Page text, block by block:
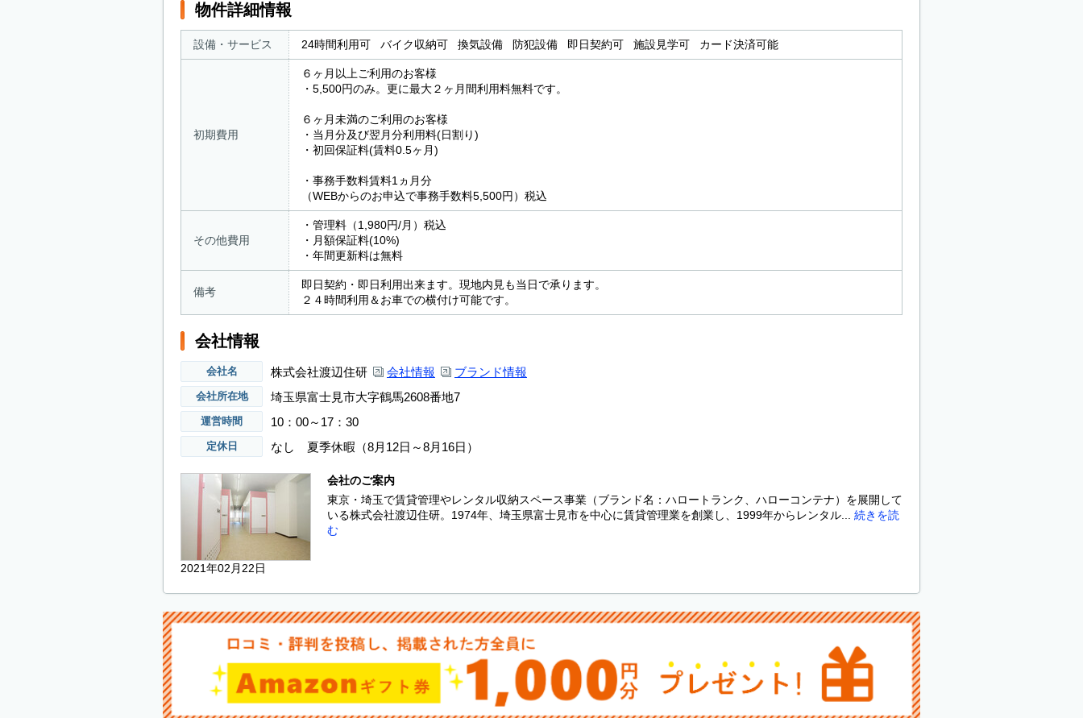
物件詳細情報
設備・サービス 24時間利用可 バイク収納可 換気設備 防犯設備 即日契約可 施設見学可 カード決済可能
初期費用
６ヶ月以上ご利用のお客様
・5,500円のみ。更に最大２ヶ月間利用料無料です。
６ヶ月未満のご利用のお客様
・当月分及び翌月分利用料(日割り)
・初回保証料(賃料0.5ヶ月)
・事務手数料賃料1ヵ月分
（WEBからのお申込で事務手数料5,500円）税込
その他費用
・管理料（1,980円/月）税込
・月額保証料(10%)
・年間更新料は無料
備考
即日契約・即日利用出来ます。現地内見も当日で承ります。
２４時間利用＆お車での横付け可能です。
会社情報
会社名 株式会社渡辺住研 会社情報 ブランド情報
会社所在地 埼玉県富士見市大字鶴馬2608番地7
運営時間 10：00～17：30
定休日 なし 夏季休暇（8月12日～8月16日）
2021年02月22日
会社のご案内
東京・埼玉で賃貸管理やレンタル収納スペース事業（ブランド名：ハロートランク、ハローコンテナ）を展開して
いる株式会社渡辺住研。1974年、埼玉県富士見市を中心に賃貸管理業を創業し、1999年からレンタル...
続きを読
む